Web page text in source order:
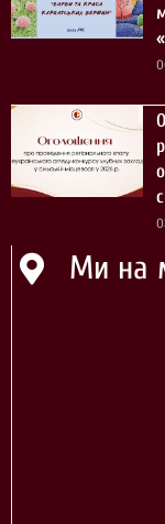
Ми на